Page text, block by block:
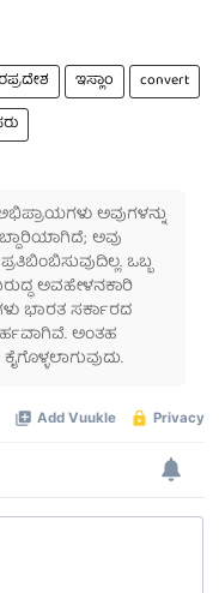
ಇಸ್ಲಾಂ
convert
ಅವುಗಳನ್ನು
ಅವು
ಒಬ್ಬ
ಅವಹೇಳನಕಾರಿ
ಭಾರತ ಸರ್ಕಾರದ
ಅಂತಹ